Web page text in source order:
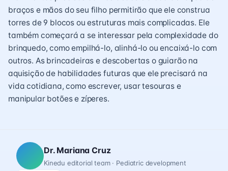
braços e mãos do seu filho permitirão que ele construa
torres de 9 blocos ou estruturas mais complicadas. Ele
também começará a se interessar pela complexidade do
brinquedo, como empilhá-lo, alinhá-lo ou encaixá-lo com
outros. As brincadeiras e descobertas o guiarão na
aquisição de habilidades futuras que ele precisará na
vida cotidiana, como escrever, usar tesouras e
manipular botões e zíperes.
Dr. Mariana Cruz
Kinedu editorial team · Pediatric development